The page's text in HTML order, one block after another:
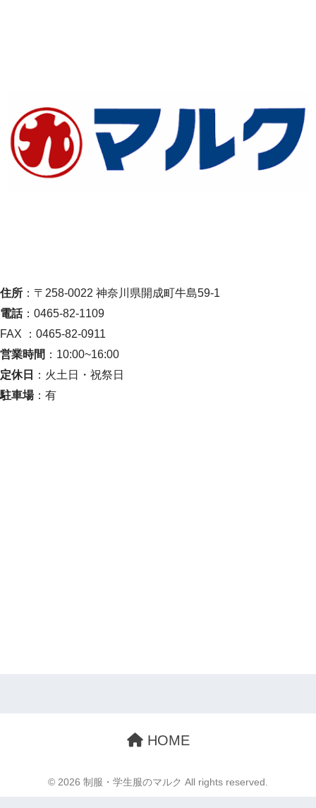
住所 ：〒258-0022 神奈川県開成町牛島59-1
電話：0465-82-1109
FAX ：0465-82-0911
営業時間 ：10:00~16:00
定休日
：火土日・祝祭日
駐車場：有
HOME
© 2026 制服・学生服のマルク All rights reserved.